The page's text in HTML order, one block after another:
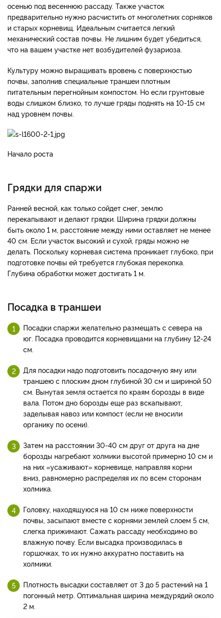
осенью под весеннюю рассаду. Также участок
предварительно нужно расчистить от многолетних сорняков
и старых корневищ. Идеальным считается легкий
механический состав почвы. Не лишним будет убедиться,
что на вашем участке нет возбудителей фузариоза.
Культуру можно выращивать вровень с поверхностью
почвы, заполнив специальные траншеи плотным
питательным перегнойным компостом. Но если грунтовые
воды слишком близко, то лучше гряды поднять на 10-15 см
над уровнем почвы.
Начало роста
Грядки для спаржи
Ранней весной, как только сойдет снег, землю
перекапывают и делают грядки. Ширина грядки должны
быть около 1 м, расстояние между ними оставляет не менее
40 см. Если участок высокий и сухой, гряды можно не
делать. Поскольку корневая система проникает глубоко, при
подготовке почвы ей требуется глубокая перекопка.
Глубина обработки может достигать 1 м.
Посадка в траншеи
Посадки спаржи желательно размещать с севера на
юг. Посадка проводится корневищами на глубину 12-24
см.
Для посадки надо подготовить посадочную яму или
траншею с плоским дном глубиной 30 см и шириной 50
см. Вынутая земля остается по краям борозды в виде
вала. Потом дно борозды еще раз вскапывают,
заделывая навоз или компост (если не вносили
органику по осени).
Затем на расстоянии 30-40 см друг от друга на дне
борозды нагребают холмики высотой примерно 10 см и
на них «усаживают» корневище, направляя корни
вниз, равномерно распределяя их по всем сторонам
холмика.
Головку, находящуюся на 10 см ниже поверхности
почвы, засыпают вместе с корнями землей слоем 5 см,
слегка прижимают. Сажать рассаду необходимо во
влажную почву. Если высадка производилась в
горшочках, то их нужно аккуратно поставить на
холмики.
Плотность высадки составляет от 3 до 5 растений на 1
погонный метр. Оптимальная ширина междурядий около
2 м.